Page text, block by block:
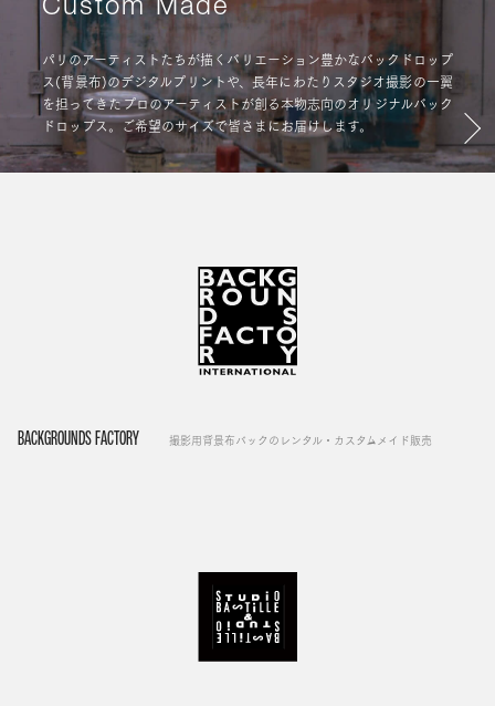
Custom Made
パリのアーティストたちが描くバリエーション豊かなバックドロップ
ス(背景布)のデジタルプリントや、長年にわたりスタジオ撮影の一翼
を担ってきたプロのアーティストが創る本物志向のオリジナルバック
ドロップス。ご希望のサイズで皆さまにお届けします。
BACKGROUNDS FACTORY 撮影用背景布バックのレンタル・カスタムメイド販売